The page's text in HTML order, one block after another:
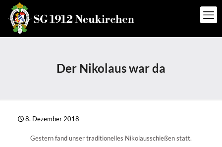
Der Nikolaus war da
8. Dezember 2018
Gestern fand unser traditionelles Nikolausschießen statt.